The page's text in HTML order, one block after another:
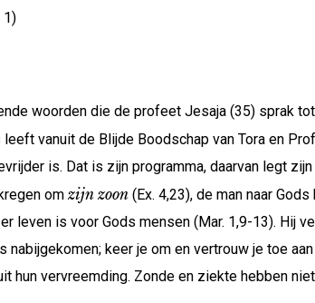
1)
woorden die de profeet Jesaja (35) sprak
vanuit de Blijde Boodschap van Tora en
is. Dat is zijn programma, daarvan legt
om zijn zoon (Ex. 4,23), de man naar
leven is voor Gods mensen (Mar. 1,9-13). Hij
nabijgekomen; keer je om en vertrouw je toe
hun vervreemding. Zonde en ziekte hebben